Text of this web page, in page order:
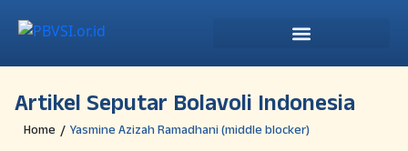
Artikel Seputar Bolavoli Indonesia
Home / Yasmine Azizah Ramadhani (middle blocker)